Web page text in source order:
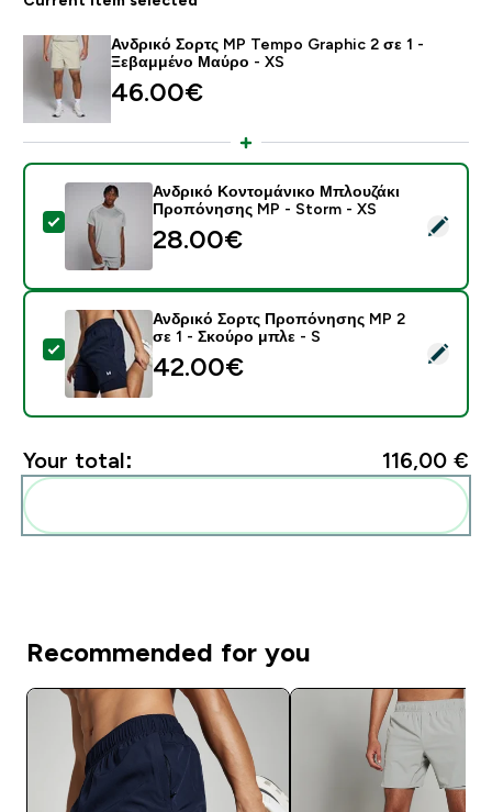
Ανδρικό Σορτς MP Tempo Graphic 2 σε 1 -
Ξεβαμμένο Μαύρο - XS
46.00€‎
Select this product - Ανδρικό Κοντομάνικο
Ανδρικό Κοντομάνικο Μπλουζάκι
Προπόνησης MP - Storm - XS
28.00€‎
Select this product - Ανδρικό Σορτς Προπόνησης MP
Ανδρικό Σορτς Προπόνησης MP 2
σε 1 - Σκούρο μπλε - S
42.00€‎
Your total: 116,00 €‎
Recommended for you